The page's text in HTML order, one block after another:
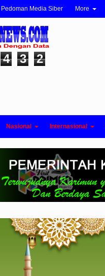
Pedoman Media Siber More
4 3 2
Nasional Internasional